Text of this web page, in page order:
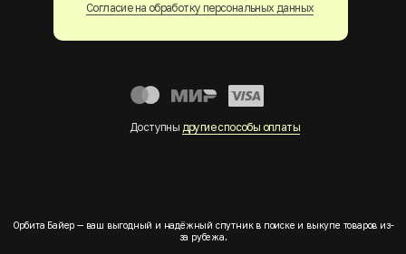
Согласие на обработку персональных данных
Доступны другие способы оплаты
Орбита Байер — ваш выгодный и надёжный спутник в поиске и выкупе товаров из-
за рубежа.